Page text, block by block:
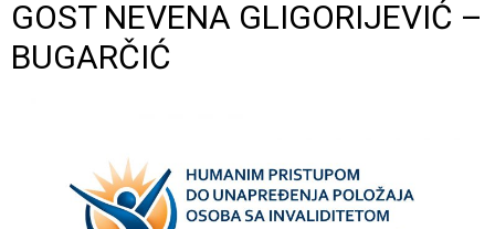
GOST NEVENA GLIGORIJEVIĆ –
BUGARČIĆ